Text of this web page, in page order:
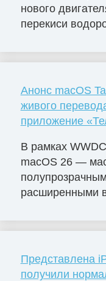
нового
перекиси
Анонс macOS
живого
приложение
В рамках
macOS 26 —
расширенными
Представлена
получили